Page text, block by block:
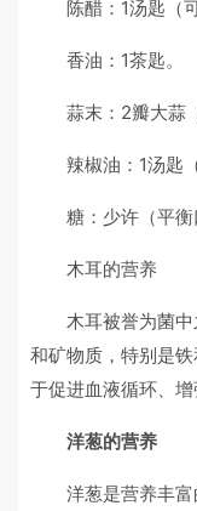
陈醋：1汤匙（
香油：1茶匙。
蒜末：2瓣大蒜
辣椒油：1汤匙
糖：少许（平衡
木耳的营养
木耳被誉为菌
和矿物质，特别是
于促进血液循环、增
洋葱的营养
洋葱是营养丰